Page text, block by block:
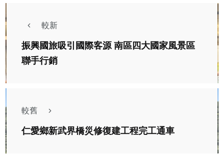
較新
振興國旅吸引國際客源 南區四大國家風景區
聯手行銷
較舊
仁愛鄉新武界橋災修復建工程完工通車